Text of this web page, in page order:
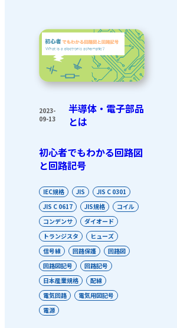
2023-
09-13
半導体・電子部品
とは
初心者でもわかる回路図
と回路記号
IEC規格 JIS
JIS C 0301
JIS C 0617
JIS規格
コイル
コンデンサ
ダイオード
トランジスタ
ヒューズ
信号線
回路保護
回路図
回路図記号
回路記号
日本産業規格
配線
電気回路
電気用図記号
電源